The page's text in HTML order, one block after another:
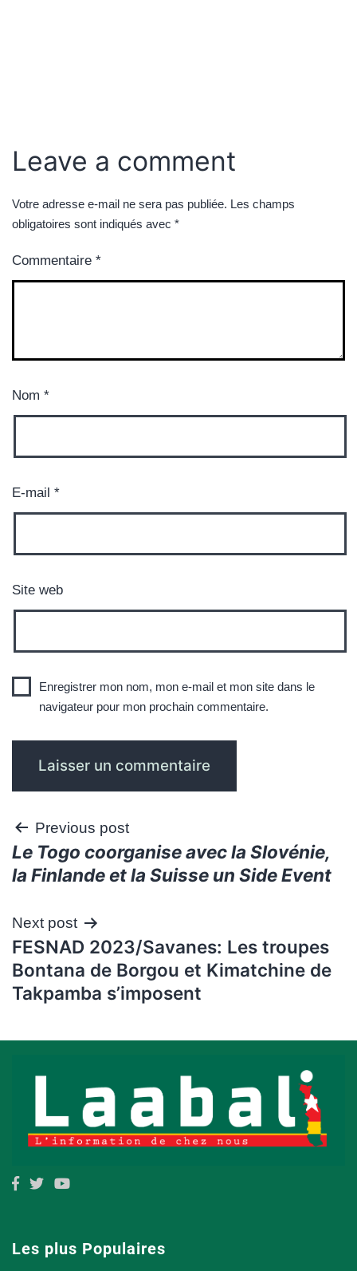
Leave a comment
Votre adresse e-mail ne sera pas publiée. Les champs
obligatoires sont indiqués avec *
Commentaire *
Nom *
E-mail *
Site web
Enregistrer mon nom, mon e-mail et mon site dans le
navigateur pour mon prochain commentaire.
Navigation
de
Previous post
Le Togo coorganise avec la Slovénie,
la Finlande et la Suisse un Side Event
Next post
FESNAD 2023/Savanes: Les troupes
Bontana de Borgou et Kimatchine de
Takpamba s’imposent
Les plus Populaires